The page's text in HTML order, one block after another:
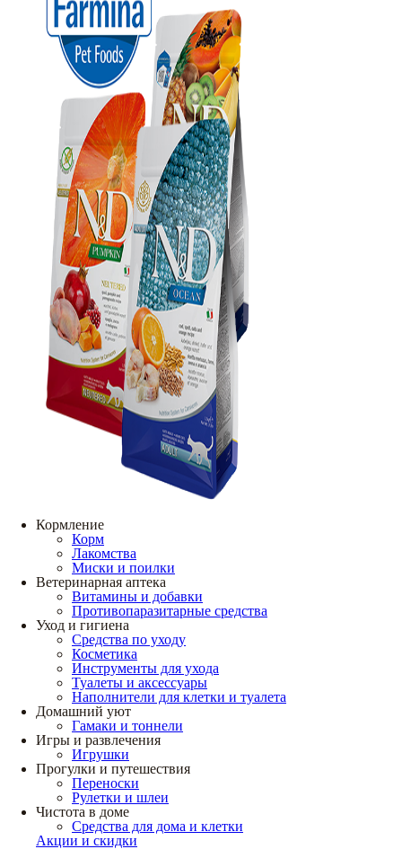
Кормление
Корм
Лакомства
Миски и поилки
Ветеринарная аптека
Витамины и добавки
Противопаразитарные средства
Уход и гигиена
Средства по уходу
Косметика
Инструменты для ухода
Туалеты и аксессуары
Наполнители для клетки и туалета
Домашний уют
Гамаки и тоннели
Игры и развлечения
Игрушки
Прогулки и путешествия
Переноски
Рулетки и шлеи
Чистота в доме
Средства для дома и клетки
Акции и скидки